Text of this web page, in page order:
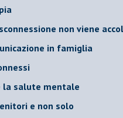
non viene
in famiglia
la salute mentale
e non solo